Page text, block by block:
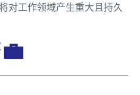
对工作领域产生重大且持久